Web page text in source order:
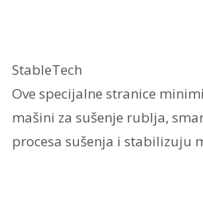
StableTech
Ove specijalne stranice
mašini za sušenje rublja,
procesa sušenja i stabilizuju